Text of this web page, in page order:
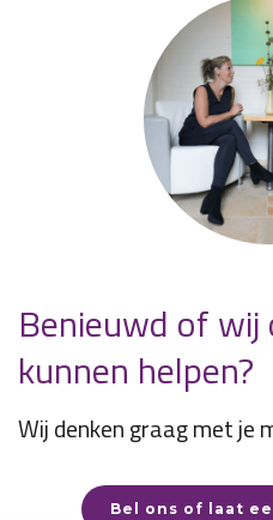
Benieuwd of
kunnen helpen?
Wij denken graag met je
Bel ons of laat